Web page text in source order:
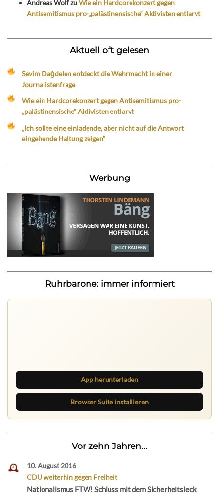
Andreas WolfzuWie ein Hardcorekonzert gegen
Antisemitismus pro-„palästinensische“ Aktivisten entlarvt
Aktuell oft gelesen
Sevim Dağdelen entdeckt die Wehrmacht in einer
Journalistenfrage
Wie ein Hardcorekonzert gegen Antisemitismus pro-
„palästinensische“ Aktivisten entlarvt
„Ich sollte eine einladende, aber nicht auf die Antwort
eingehende Haltung zeigen“
Werbung
Ruhrbarone: immer informiert
App herunterladen
Browser Suite installieren
Vor zehn Jahren...
10. August 2016
CDU weiterhin gegen Freiheit
Nationalismus FTW! Schluss mit dem Sicherheitsleck